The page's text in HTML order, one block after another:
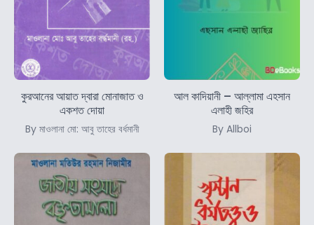
কুরআনের আয়াত দ্বারা মোনাজাত ও
একশত দোয়া
By মাওলানা মো: আবু তাহের বর্ধমানী
আল কাদিয়ানী – আল্লামা এহসান
এলাহী জহির
By Allboi